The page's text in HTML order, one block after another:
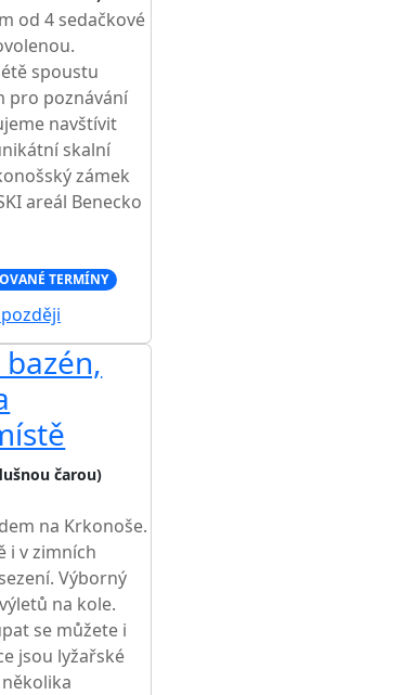
od 4 sedačkové
spoustu
pro poznávání
navštívit
skalní
zámek
areál Benecko
TERMÍNY
čarou)
na Krkonoše.
i v zimních
Výborný
na kole.
se můžete i
jsou lyžařské